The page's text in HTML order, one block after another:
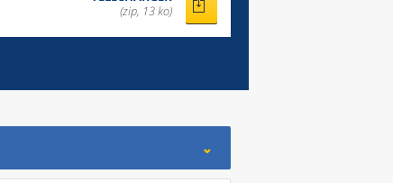
(zip, 13 ko)